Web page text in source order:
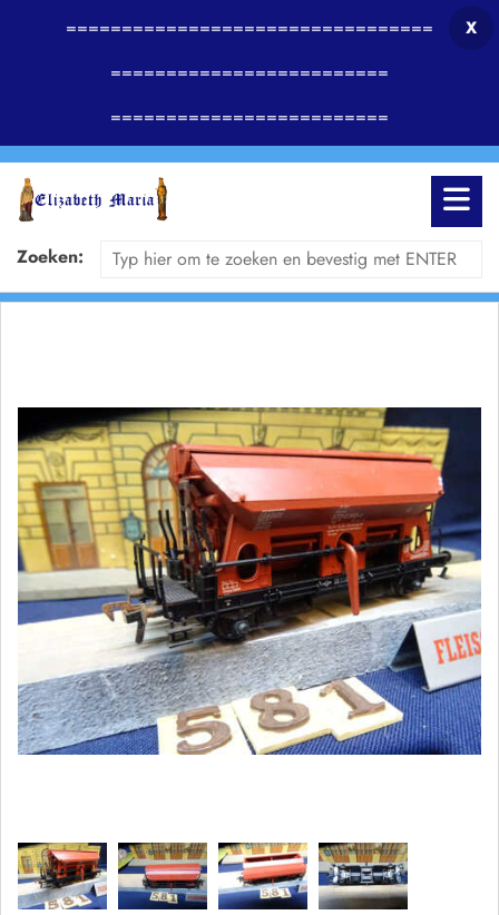
=================================
=========================
=========================
X
Zoeken: